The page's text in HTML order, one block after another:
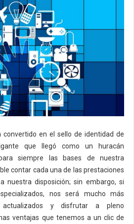
convertido en el sello de identidad de
que llegó como un huracán
siempre las bases de nuestra
contar cada una de las prestaciones
nuestra disposición; sin embargo, si
nos será mucho más
actualizados y disfrutar a pleno
ventajas que tenemos a un clic de